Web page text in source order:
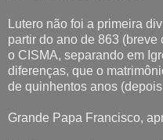
Lutero não foi a primeira
partir do ano de 863
o CISMA, separando em
diferenças, que o
de quinhentos anos
Grande Papa Francisco,